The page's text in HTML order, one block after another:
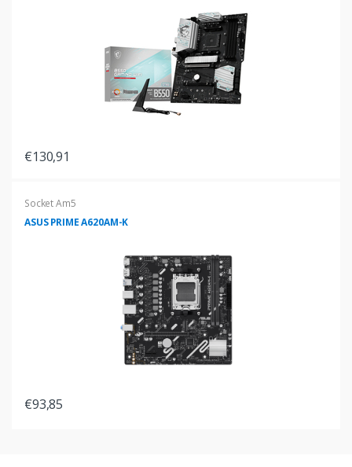
€130,91
Socket Am5
ASUS PRIME A620AM-K
€93,85